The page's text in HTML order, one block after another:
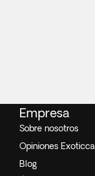
Empresa
Sobre nosotros
Opiniones Exoticca
Blog